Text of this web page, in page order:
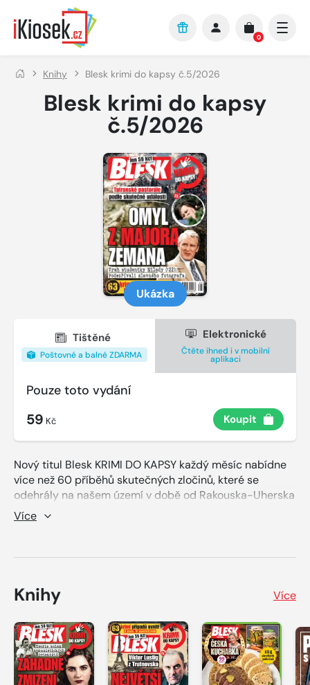
Přejít na hlavní obsah
0
Knihy Blesk krimi do kapsy č.5/2026
Blesk krimi do kapsy
č.5/2026
Ukázka
Tištěné
Poštovné a balné ZDARMA
Elektronické
Čtěte ihned i v mobilní
aplikaci
Pouze toto vydání
59 Kč Koupit
Nový titul Blesk KRIMI DO KAPSY každý měsíc nabídne
více než 60 příběhů skutečných zločinů, které se
odehrály na našem území v době od Rakouska-Uherska
přes první republiku, éru socialismu až po divoká
devadesátá léta minulého století. Kromě toho se čtenáři
Více
Knihy Více